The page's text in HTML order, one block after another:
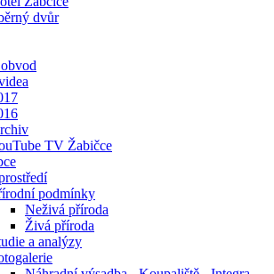
dvůr
TV Žabičce
podmínky
Neživá příroda
Živá příroda
a analýzy